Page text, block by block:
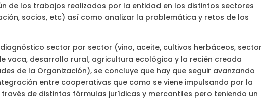
de los trabajos realizados por la entidad en los distintos sectores
socios, etc) así como analizar la problemática y retos de los
sector por sector (vino, aceite, cultivos herbáceos, sector
vaca, desarrollo rural, agricultura ecológica y la recién creada
de la Organización), se concluye que hay que seguir avanzando
entre cooperativas que como se viene impulsando por la
de distintas fórmulas jurídicas y mercantiles pero teniendo un